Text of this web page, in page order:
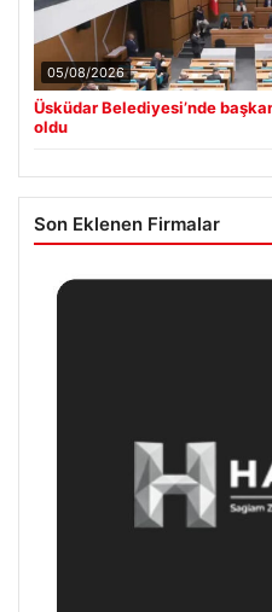
05/08/2026
Üsküdar Belediyesi’nde
oldu
Son Eklenen Firmalar